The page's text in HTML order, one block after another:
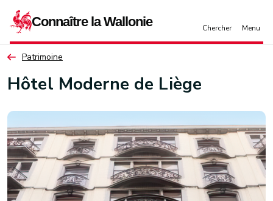
Patrimoine
Hôtel Moderne de Liège